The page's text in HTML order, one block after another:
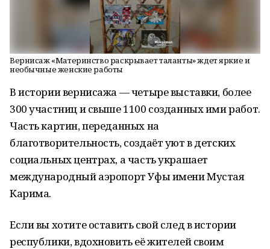
Вернисаж «Материнство раскрывает таланты» ждет яркие и
необычные женские работы
В истории вернисажа — четыре выставки, более
300 участниц и свыше 1100 созданных ими работ.
Часть картин, переданных на
благотворительность, создаёт уют в детских
социальных центрах, а часть украшает
международный аэропорт Уфы имени Мустая
Карима.
Если вы хотите оставить свой след в истории
республики, вдохновить её жителей своим